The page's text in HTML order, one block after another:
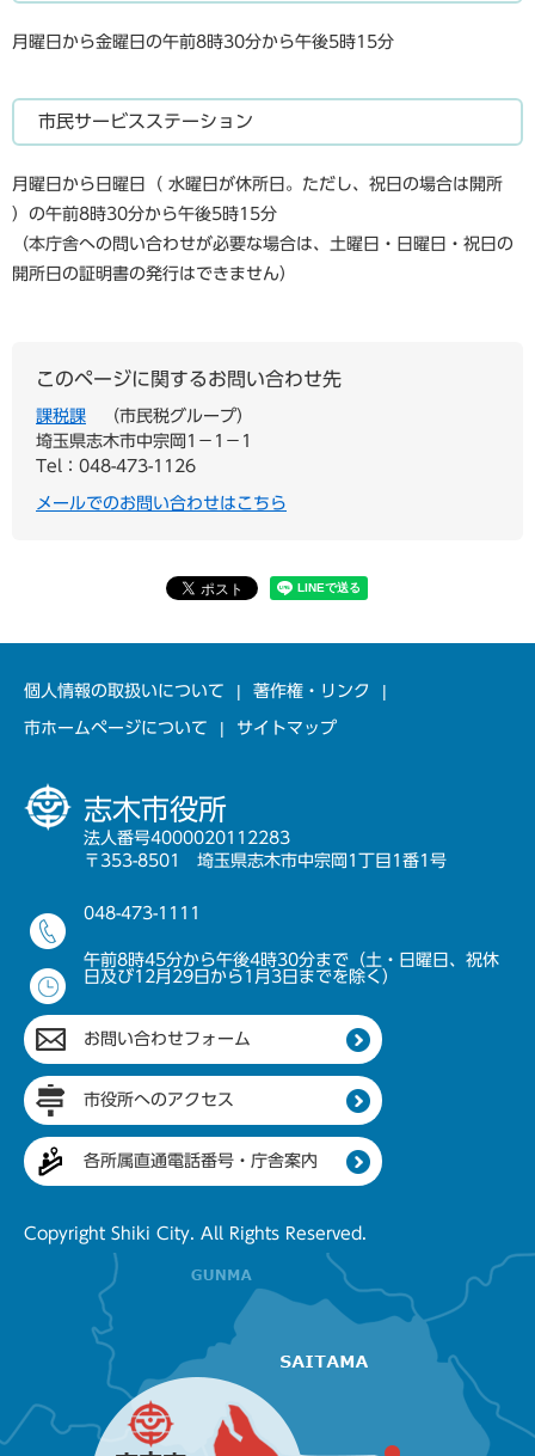
月曜日から金曜日の午前8時30分から午後5時15分
市民サービスステーション
月曜日から日曜日（ 水曜日が休所日。ただし、祝日の場合は開所 ​
）の午前8時30分から午後5時15分
（本庁舎への問い合わせが必要な場合は、土曜日・日曜日・祝日の
開所日の証明書の発行はできません）
このページに関するお問い合わせ先
課税課
市民税グループ
埼玉県志木市中宗岡1−1−1
Tel：048-473-1126
メールでのお問い合わせはこちら
個人情報の取扱いについて 著作権・リンク
市ホームページについて サイトマップ
志木市役所
法人番号4000020112283
〒353-8501 埼玉県志木市中宗岡1丁目1番1号
048-473-1111
午前8時45分から午後4時30分まで（土・日曜日、祝休
日及び12月29日から1月3日までを除く）
お問い合わせフォーム
市役所へのアクセス
各所属直通電話番号・庁舎案内
Copyright Shiki City. All Rights Reserved.